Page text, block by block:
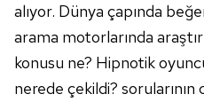
alıyor. Dünya çapında
arama motorlarında
konusu ne? Hipnotik
nerede çekildi? sorularının